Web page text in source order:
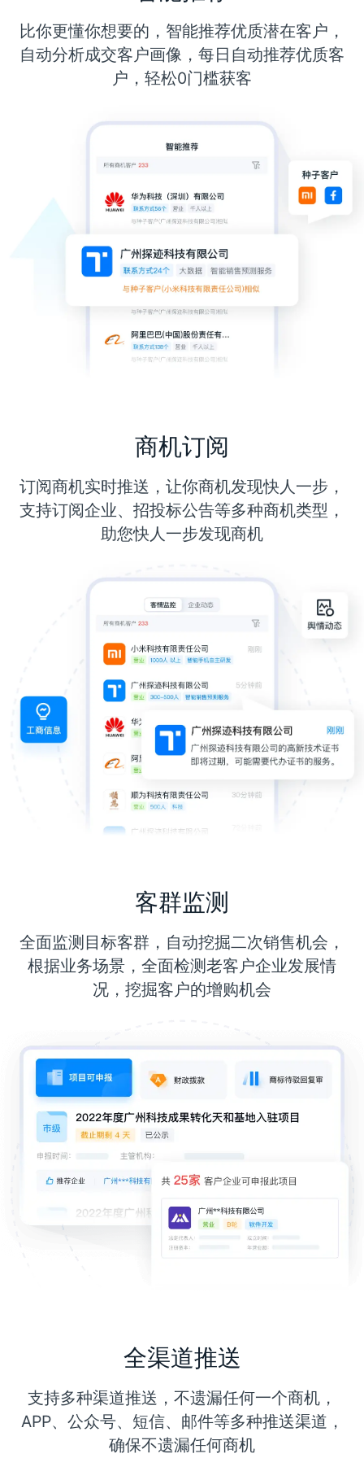
比你更懂你想要的，智能推荐优质潜在客户，
自动分析成交客户画像，每日自动推荐优质客
户，轻松0门槛获客
商机订阅
订阅商机实时推送，让你商机发现快人一步，
支持订阅企业、招投标公告等多种商机类型，
助您快人一步发现商机
客群监测
全面监测目标客群，自动挖掘二次销售机会，
根据业务场景，全面检测老客户企业发展情
况，挖掘客户的增购机会
全渠道推送
支持多种渠道推送，不遗漏任何一个商机，
APP、公众号、短信、邮件等多种推送渠道，
确保不遗漏任何商机